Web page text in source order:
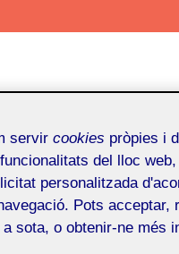
servir cookies pròpies i
del lloc
personalitzada
Pots acceptar,
sota, o obtenir-ne més